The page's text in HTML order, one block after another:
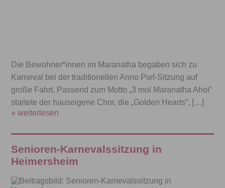
Die Bewohner*innen im Maranatha begaben sich zu
Karneval bei der traditionellen Anno Pief-Sitzung auf
große Fahrt. Passend zum Motto „3 mol Maranatha Ahoi“
startete der hauseigene Chor, die „Golden Hearts“, […]
» weiterlesen
Senioren-Karnevalssitzung in
Heimersheim